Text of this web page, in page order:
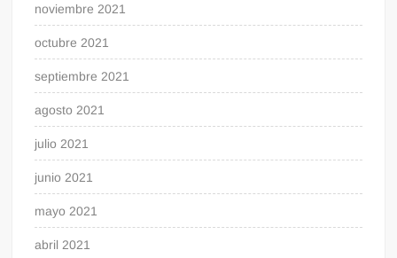
noviembre 2021
octubre 2021
septiembre 2021
agosto 2021
julio 2021
junio 2021
mayo 2021
abril 2021